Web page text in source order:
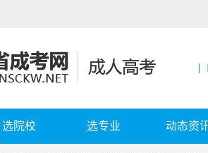
选院校 选专业 动态资